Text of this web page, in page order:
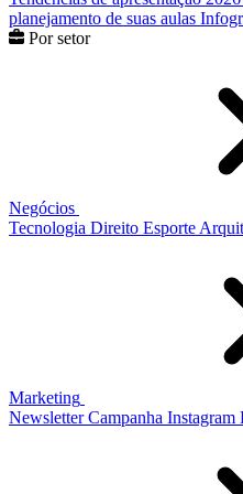
planejamento de suas aulas
Por setor
Negócios
Tecnologia Direito Esporte
Marketing
Newsletter Campanha Instagram